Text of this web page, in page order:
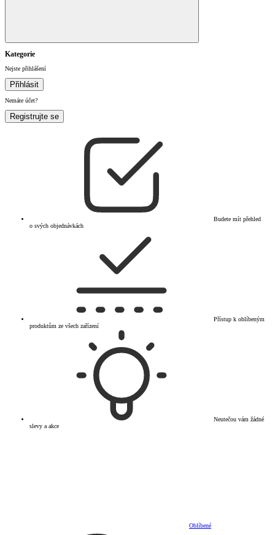
Kategorie
Nejste přihlášení
Přihlásit
Nemáte účet?
Registrujte se
Budete mít přehled
o svých objednávkách
Přístup k oblíbeným
produktům ze všech zařízení
Neutečou vám žádné
slevy a akce
Oblíbené